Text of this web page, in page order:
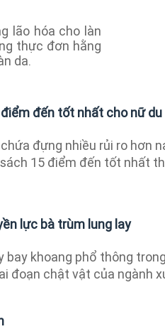
lão hóa cho làn
thực đơn hằng
da.
đến tốt nhất cho nữ
đựng nhiều rủi ro hơn
15 điểm đến tốt nhất
lực bà trùm lung lay
bay khoang phổ thông
đoạn chật vật của ngành